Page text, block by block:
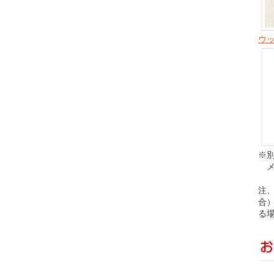
ウ
※
メ
注
合
る